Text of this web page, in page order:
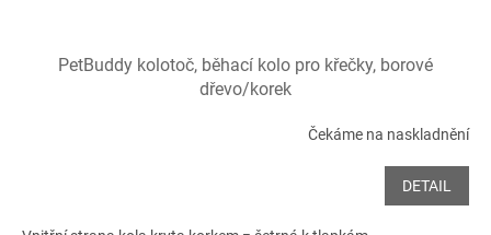
PetBuddy kolotoč, běhací kolo pro křečky, borové
dřevo/korek
Čekáme na naskladnění
DETAIL